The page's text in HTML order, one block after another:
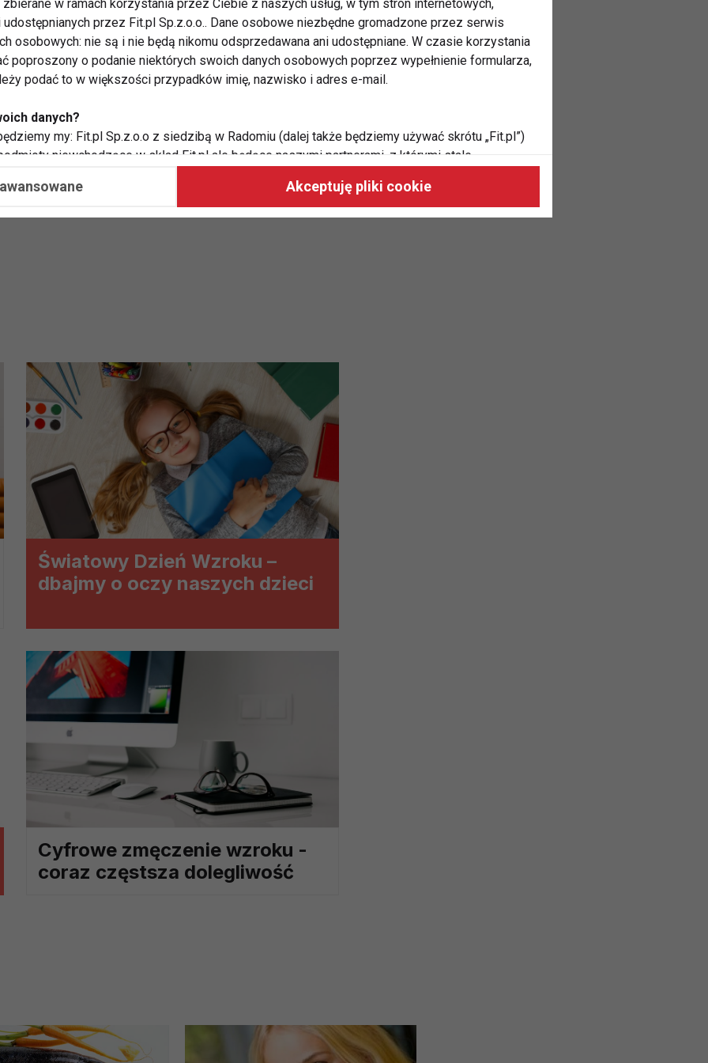
BABCIA
DZIEŃ BABCI
Światowy Dzień Wzroku –
dbajmy o oczy naszych dzieci
Cyfrowe zmęczenie wzroku -
coraz częstsza dolegliwość
w ramach korzystania przez Ciebie z naszych usług, w tym stron internetowych,
przez Fit.pl Sp.z.o.o.. Dane osobowe niezbędne gromadzone przez serwis
osobowych: nie są i nie będą nikomu odsprzedawana ani udostępniane. W czasie korzystania
poproszony o podanie niektórych swoich danych osobowych poprzez wypełnienie formularza,
podać to w większości przypadków imię, nazwisko i adres e-mail.
danych?
my: Fit.pl Sp.z.o.o z siedzibą w Radomiu (dalej także będziemy używać skrótu „Fit.pl”)
niewchodzące w skład Fit.pl ale będące naszymi partnerami, z którymi stale
usług, w tym aby wykryć ewentualne boty, oszustwa czy nadużycia,
do Twoich potrzeb i zainteresowań,
Twoje dane możemy przekazywać podmiotom przetwarzającym je na nasze zlecenie,
naszych usług oraz podmiotom uprawnionym do uzyskania danych na podstawie
organy ścigania – oczywiście tylko gdy wystąpią z żądaniem w oparciu o stosowną podstawę
że na większości stron internetowych dane o ruchu użytkowników zbierane są przez naszych
Twoich danych?
dostępu do danych, sprostowania, usunięcia lub ograniczenia ich przetwarzania. Możesz
danych osobowych, zgłosić sprzeciw oraz skorzystać z innych praw wymienionych
Twoich danych?
musi być oparte na właściwej, zgodnej z obowiązującymi przepisami, podstawie prawnej.
danych w celu świadczenia usług, w tym dopasowywania ich do Twoich zainteresowań,
zapewniania ich bezpieczeństwa jest niezbędność do wykonania umów o ich świadczenie
lub podobne dokumenty dostępne w usługach, z których korzystasz). Taką podstawą
i marketingu własnego administratorów jest tzw. uzasadniony interes administratora.
marketingowych podmiotów trzecich będzie odbywać się na podstawie Twojej dobrowolnej
Akceptuję pliki cookie